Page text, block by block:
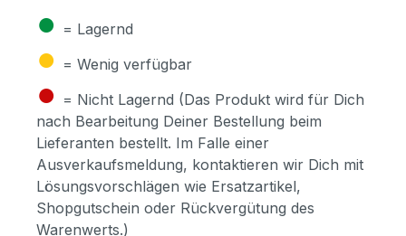
● = Lagernd
● = Wenig verfügbar
● = Nicht Lagernd (Das Produkt wird für Dich
nach Bearbeitung Deiner Bestellung beim
Lieferanten bestellt. Im Falle einer
Ausverkaufsmeldung, kontaktieren wir Dich mit
Lösungsvorschlägen wie Ersatzartikel,
Shopgutschein oder Rückvergütung des
Warenwerts.)